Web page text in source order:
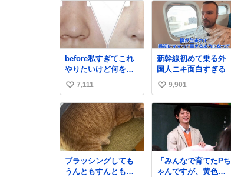
ね
数
before私すぎてこれ
やりたいけど何をや
ったら右になれるの
い
い
ね
数
7,111
新幹線初めて乗る外
国人ニキ面白すぎる
い
い
9,901
ブラッシングしても
うんともすんとも動
「みんなで育てたPち
ゃんですが、黄色ブ